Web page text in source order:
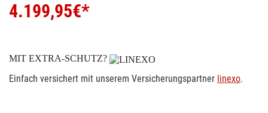
4.199,95€*
MIT EXTRA-SCHUTZ?
Einfach versichert mit unserem Versicherungspartner linexo.